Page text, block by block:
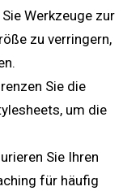
Werkzeuge zur
zu verringern,
Sie die
um die
Sie Ihren
für häufig